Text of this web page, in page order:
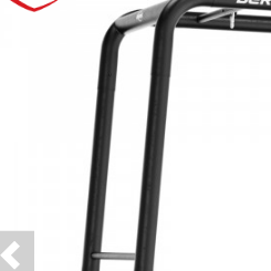
Previous